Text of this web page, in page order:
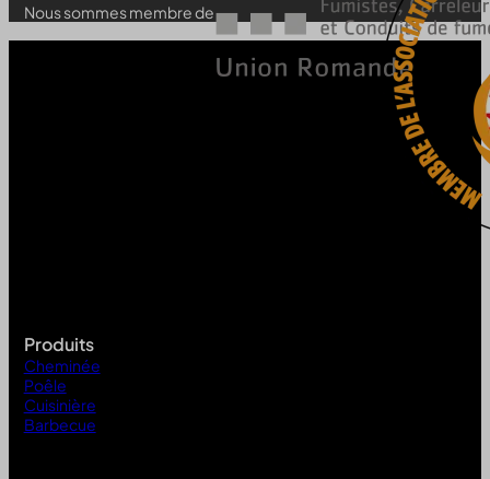
Nous sommes membre de
Produits
Cheminée
Poêle
Cuisinière
Barbecue